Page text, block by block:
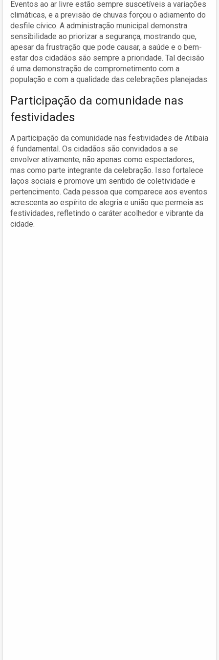
Eventos ao ar livre estão sempre suscetíveis a variações
climáticas, e a previsão de chuvas forçou o adiamento do
desfile cívico. A administração municipal demonstra
sensibilidade ao priorizar a segurança, mostrando que,
apesar da frustração que pode causar, a saúde e o bem-
estar dos cidadãos são sempre a prioridade. Tal decisão
é uma demonstração de comprometimento com a
população e com a qualidade das celebrações planejadas.
Participação da comunidade nas
festividades
A participação da comunidade nas festividades de Atibaia
é fundamental. Os cidadãos são convidados a se
envolver ativamente, não apenas como espectadores,
mas como parte integrante da celebração. Isso fortalece
laços sociais e promove um sentido de coletividade e
pertencimento. Cada pessoa que comparece aos eventos
acrescenta ao espírito de alegria e união que permeia as
festividades, refletindo o caráter acolhedor e vibrante da
cidade.